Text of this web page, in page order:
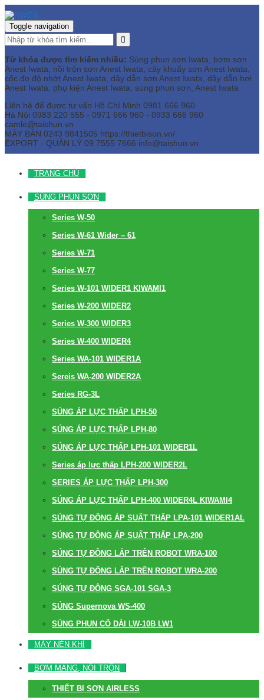
Toggle navigation
Từ khóa được tìm kiếm nhiều: Súng phun sơn Iwata, bơm sơn
Anest Iwata, nồi trộn sơn Anest Iwata, cây khuấy sơn Anest Iwata,
cốc đo độ nhớt Anest Iwata, dây dẫn sơn Anest Iwata, dây dẫn hơi
Anest Iwata, phụ kiện Anest Iwata, súng phun sơn, Anest Iwata
Liên hệ để được tư vấn Hồ Chí Minh 0981 666 960
Hà Nội 0983 220 555 - 0971 666 960 - 0933 666 960
camle@taishun.vn
MÁY BÀN 0243 9841505 https://thietbison.vn/
EXPORT - QUẢN LÝ 09 7555 7666 info@taishun.vn
TRANG CHỦ
SÚNG PHUN SƠN
Series W-50
Series W-61 Wider – 61
Series W-71
Series W-77
Series W-101 WIDER1 KIWAMI1
Series W-200 WIDER2
Series W-300 WIDER3
Series W-400 WIDER4
Series WA-101 WIDER1A
Sereis WA-200 WIDER2A
Series RG-3L
SÚNG ÁP LỰC THẤP LPH-50
SÚNG ÁP LỰC THẤP LPH-80
SÚNG ÁP LỰC THẤP LPH-101 WIDER1L
Series áp lực thấp LPH-200 WIDER2L
SERIES ÁP LỰC THẤP LPH-300
SÚNG ÁP LỰC THẤP LPH-400 WIDER4L KIWAMI4
SÚNG TỰ ĐỘNG ÁP SUẤT THẤP LPA-101 WIDER1AL
SÚNG TỰ ĐỘNG ÁP SUẤT THẤP LPA-200
SÚNG TỰ ĐỘNG LẮP TRÊN ROBOT WRA-100
SÚNG TỰ ĐỘNG LẮP TRÊN ROBOT WRA-200
SÚNG TỰ ĐỘNG SGA-101 SGA-3
SÚNG Supernova WS-400
SÚNG PHUN CỔ DÀI LW-10B LW1
MÁY NÉN KHÍ
BƠM MÀNG, NỒI TRỘN
THIẾT BỊ SƠN AIRLESS